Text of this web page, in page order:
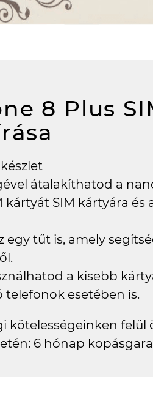
8 Plus
átalakíthatod a
kártyát SIM kártyára és
egy tűt is, amely
a kisebb
esetében is.
kötelességeinken felül
6 hónap